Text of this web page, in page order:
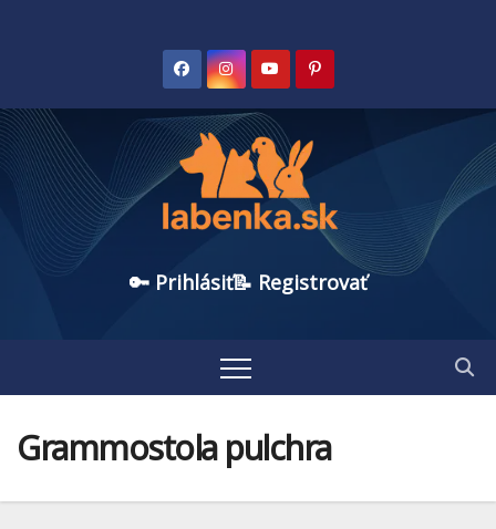
🔑 Prihlásiť📝 Registrovať
Grammostola pulchra